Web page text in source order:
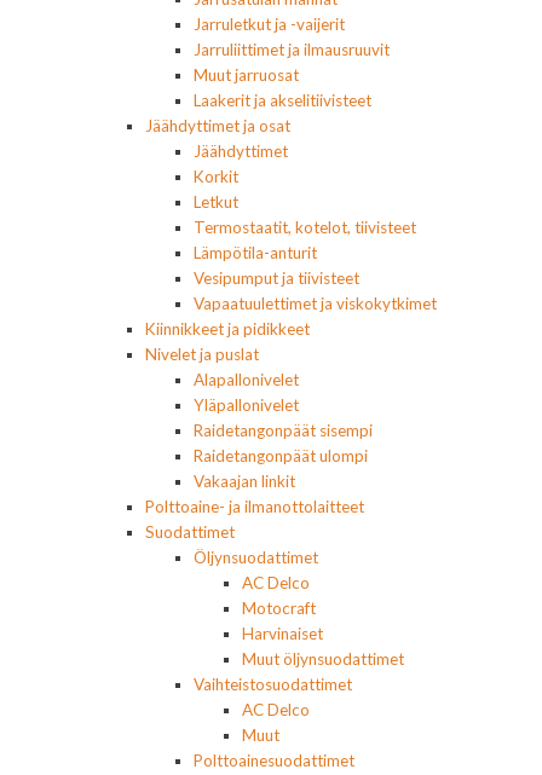
Jarruletkut ja -vaijerit
Jarruliittimet ja ilmausruuvit
Muut jarruosat
Laakerit ja akselitiivisteet
Jäähdyttimet ja osat
Jäähdyttimet
Korkit
Letkut
Termostaatit, kotelot, tiivisteet
Lämpötila-anturit
Vesipumput ja tiivisteet
Vapaatuulettimet ja viskokytkimet
Kiinnikkeet ja pidikkeet
Nivelet ja puslat
Alapallonivelet
Yläpallonivelet
Raidetangonpäät sisempi
Raidetangonpäät ulompi
Vakaajan linkit
Polttoaine- ja ilmanottolaitteet
Suodattimet
Öljynsuodattimet
AC Delco
Motocraft
Harvinaiset
Muut öljynsuodattimet
Vaihteistosuodattimet
AC Delco
Muut
Polttoainesuodattimet